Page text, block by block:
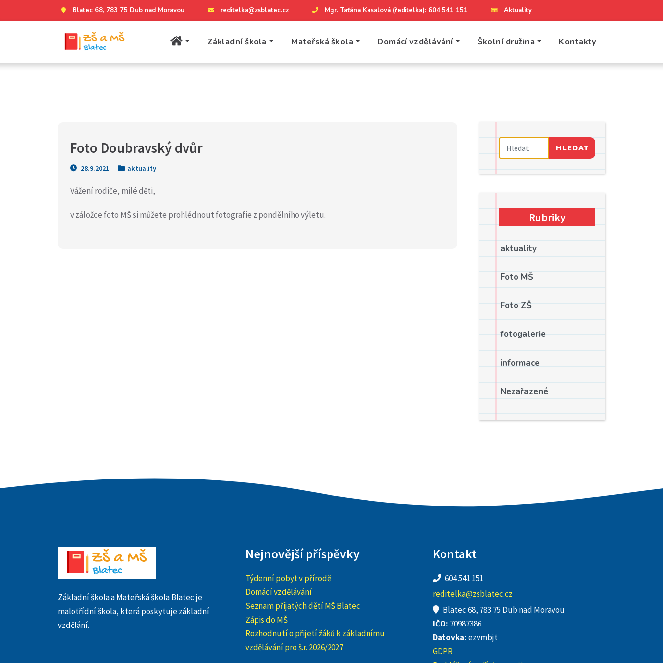
Blatec 68, 783 75 Dub nad Moravou reditelka@zsblatec.cz Mgr. Taťána Kasalová (ředitelka): 604 541 151 Aktuality
Základní škola Mateřská škola Domácí vzdělávání Školní družina Kontakty
Foto Doubravský dvůr
28.9.2021 aktuality
Vážení rodiče, milé děti,
v záložce foto MŠ si můžete prohlédnout fotografie z pondělního výletu.
HLEDAT
Rubriky
aktuality
Foto MŠ
Foto ZŠ
fotogalerie
informace
Nezařazené
Základní škola a Mateřská škola Blatec je
malotřídní škola, která poskytuje základní
vzdělání.
Nejnovější příspěvky
Týdenní pobyt v přírodě
Domácí vzdělávání
Seznam přijatých dětí MŠ Blatec
Zápis do MŠ
Rozhodnutí o přijetí žáků k základnímu
vzdělávání pro š.r. 2026/2027
Kontakt
604 541 151
reditelka@zsblatec.cz
Blatec 68, 783 75 Dub nad Moravou
IČO: 70987386
Datovka:ezvmbjt
GDPR